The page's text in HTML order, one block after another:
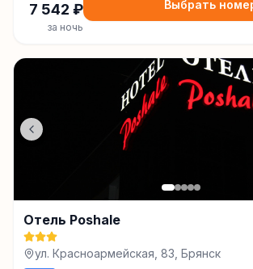
7 542 ₽
за ночь
Выбрать
Отель Poshale
ул. Красноармейская, 83, Брянск